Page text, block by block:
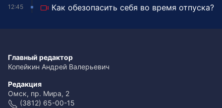
12:45 Как обезопасить себя во время отпуска?
Главный редактор
Копейкин Андрей Валерьевич
Редакция
Омск, пр. Мира, 2
(3812) 65-00-15